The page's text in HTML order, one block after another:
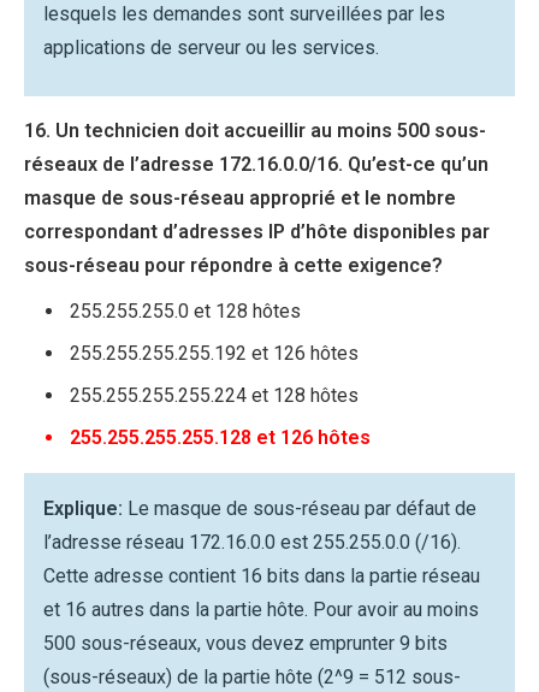
lesquels les demandes sont surveillées par les
applications de serveur ou les services.
16. Un technicien doit accueillir au moins 500 sous-
réseaux de l’adresse 172.16.0.0/16. Qu’est-ce qu’un
masque de sous-réseau approprié et le nombre
correspondant d’adresses IP d’hôte disponibles par
sous-réseau pour répondre à cette exigence?
255.255.255.0 et 128 hôtes
255.255.255.255.192 et 126 hôtes
255.255.255.255.224 et 128 hôtes
255.255.255.255.128 et 126 hôtes
Explique: Le masque de sous-réseau par défaut de
l’adresse réseau 172.16.0.0 est 255.255.0.0 (/16).
Cette adresse contient 16 bits dans la partie réseau
et 16 autres dans la partie hôte. Pour avoir au moins
500 sous-réseaux, vous devez emprunter 9 bits
(sous-réseaux) de la partie hôte (2^9 = 512 sous-